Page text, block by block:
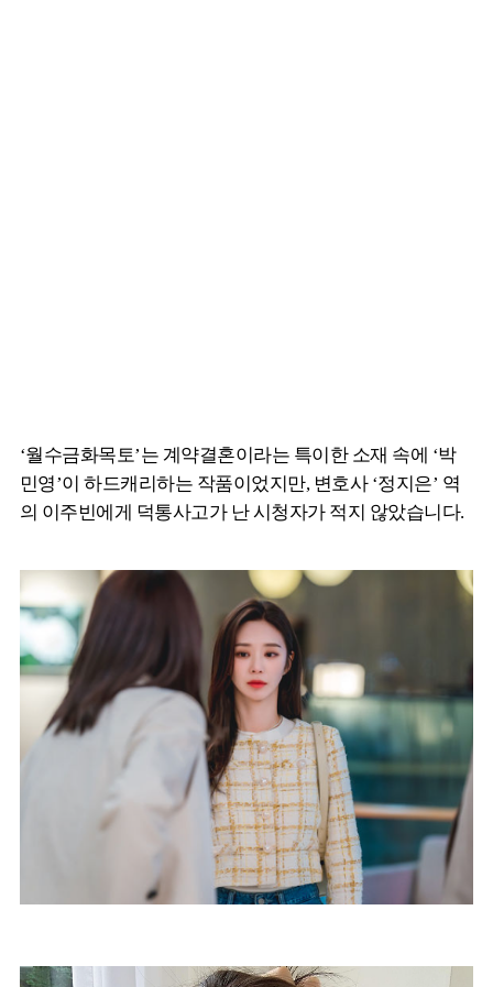
‘월수금화목토’는 계약결혼이라는 특이한 소재 속에 ‘박
민영’이 하드캐리하는 작품이었지만, 변호사 ‘정지은’ 역
의 이주빈에게 덕통사고가 난 시청자가 적지 않았습니다.